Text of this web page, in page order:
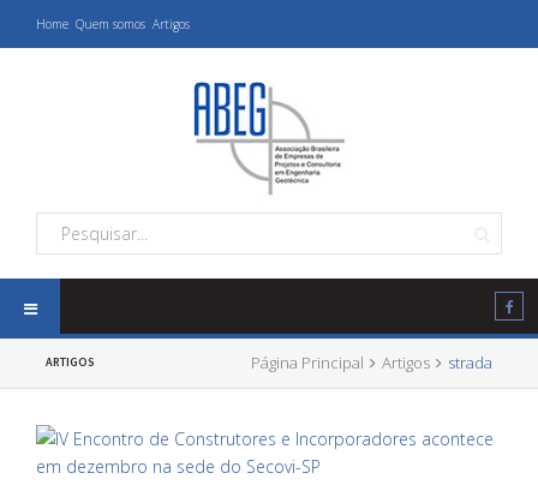
Home Quem somos Artigos
ARTIGOS Página Principal Artigos strada